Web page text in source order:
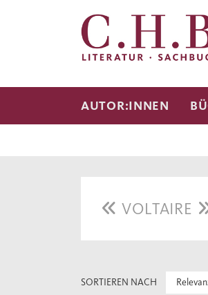
AUTOR:INNEN
VOLTAIRE
SORTIEREN NACH